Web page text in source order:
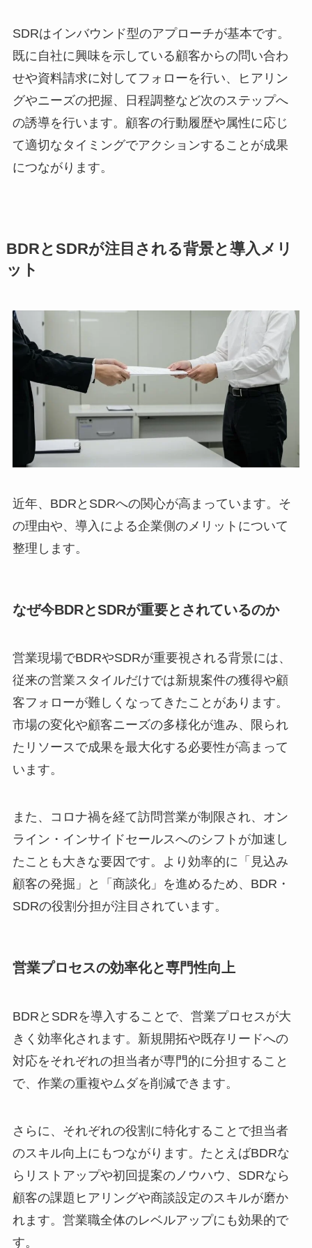
SDRはインバウンド型のアプローチが基本です。
既に自社に興味を示している顧客からの問い合わ
せや資料請求に対してフォローを行い、ヒアリン
グやニーズの把握、日程調整など次のステップへ
の誘導を行います。顧客の行動履歴や属性に応じ
て適切なタイミングでアクションすることが成果
につながります。
BDRとSDRが注目される背景と導入メリ
ット
近年、BDRとSDRへの関心が高まっています。そ
の理由や、導入による企業側のメリットについて
整理します。
なぜ今BDRとSDRが重要とされているのか
営業現場でBDRやSDRが重要視される背景には、
従来の営業スタイルだけでは新規案件の獲得や顧
客フォローが難しくなってきたことがあります。
市場の変化や顧客ニーズの多様化が進み、限られ
たリソースで成果を最大化する必要性が高まって
います。
また、コロナ禍を経て訪問営業が制限され、オン
ライン・インサイドセールスへのシフトが加速し
たことも大きな要因です。より効率的に「見込み
顧客の発掘」と「商談化」を進めるため、BDR・
SDRの役割分担が注目されています。
営業プロセスの効率化と専門性向上
BDRとSDRを導入することで、営業プロセスが大
きく効率化されます。新規開拓や既存リードへの
対応をそれぞれの担当者が専門的に分担すること
で、作業の重複やムダを削減できます。
さらに、それぞれの役割に特化することで担当者
のスキル向上にもつながります。たとえばBDRな
らリストアップや初回提案のノウハウ、SDRなら
顧客の課題ヒアリングや商談設定のスキルが磨か
れます。営業職全体のレベルアップにも効果的で
す。